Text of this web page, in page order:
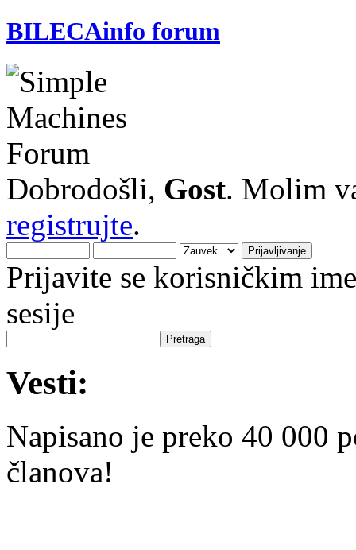
BILECAinfo forum
Dobrodošli, Gost. Molim
registrujte.
Prijavite se korisničkim
sesije
Vesti:
Napisano je preko 40 000
članova!